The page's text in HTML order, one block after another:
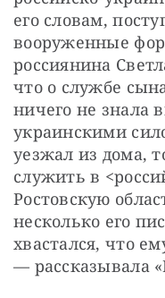
его словам,
вооруженные
россиянина
что о службе
ничего не знала
украинскими
уезжал из дома,
служить в
Ростовскую
несколько его
хвастался, что
— рассказывала